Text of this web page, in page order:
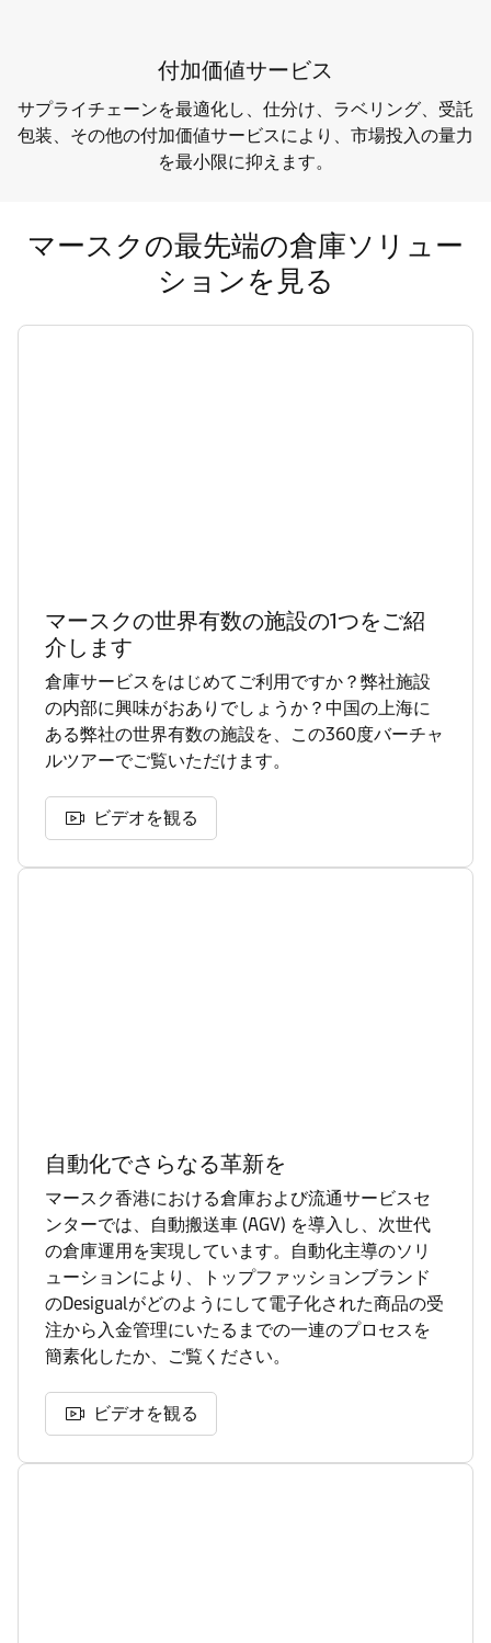
付加価値サービス
サプライチェーンを最適化し、仕分け、ラベリング、受託
包装、その他の付加価値サービスにより、市場投入の量力
を最小限に抑えます。
マースクの最先端の倉庫ソリュー
ションを見る
マースクの世界有数の施設の1つをご紹
介します
倉庫サービスをはじめてご利用ですか？弊社施設
の内部に興味がおありでしょうか？中国の上海に
ある弊社の世界有数の施設を、この360度バーチャ
ルツアーでご覧いただけます。
ビデオを観る
自動化でさらなる革新を
マースク香港における倉庫および流通サービスセ
ンターでは、自動搬送車 (AGV) を導入し、次世代
の倉庫運用を実現しています。自動化主導のソリ
ューションにより、トップファッションブランド
のDesigualがどのようにして電子化された商品の受
注から入金管理にいたるまでの一連のプロセスを
簡素化したか、ご覧ください。
ビデオを観る